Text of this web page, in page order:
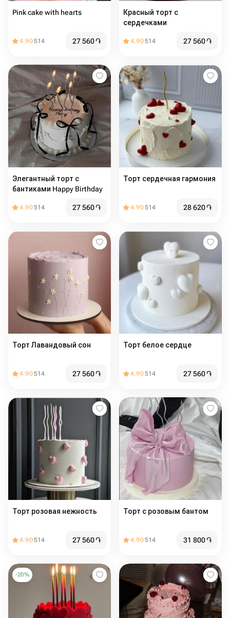
Pink cake with hearts
4.90514 27 560֏
Красный торт с
сердечками
4.90514 27 560֏
Элегантный торт с
бантиками Happy Birthday
4.90514 27 560֏
Торт сердечная гармония
4.90514 28 620֏
Торт Лавандовый сон
4.90514 27 560֏
Торт белое сердце
4.90514 27 560֏
Торт розовая нежность
4.90514 27 560֏
Торт с розовым бантом
4.90514 31 800֏
-20%